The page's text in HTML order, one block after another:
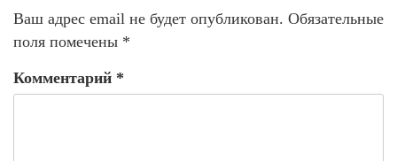
Ваш адрес email не будет опубликован. Обязательные
поля помечены *
Комментарий *